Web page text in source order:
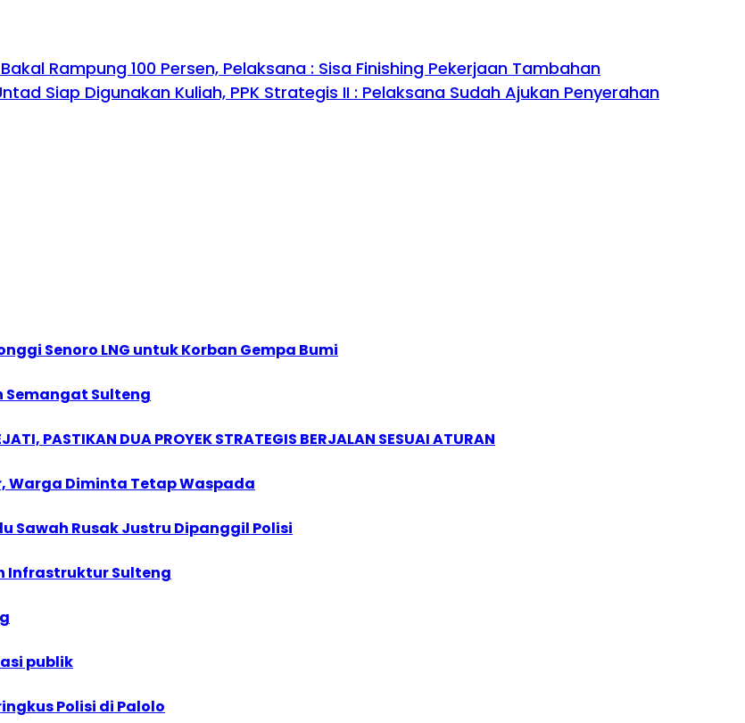
Rampung 100 Persen, Pelaksana : Sisa Finishing Pekerjaan Tambahan
Siap Digunakan Kuliah, PPK Strategis II : Pelaksana Sudah Ajukan Penyerahan
Senoro LNG untuk Korban Gempa Bumi
Semangat Sulteng
PASTIKAN DUA PROYEK STRATEGIS BERJALAN SESUAI ATURAN
Warga Diminta Tetap Waspada
Sawah Rusak Justru Dipanggil Polisi
Infrastruktur Sulteng
publik
Polisi di Palolo